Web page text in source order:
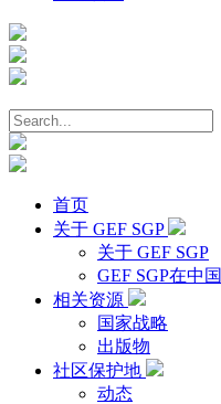
首页
关于 GEF SGP
关于 GEF SGP
GEF SGP在中国
相关资源
国家战略
出版物
社区保护地
动态